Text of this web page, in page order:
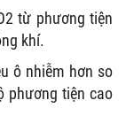
từ phương tiện
khí.
ô nhiễm hơn so
phương tiện cao